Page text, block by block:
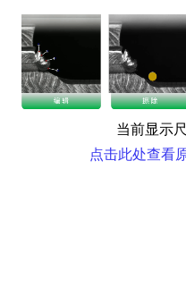
当前显示
点击此处查看